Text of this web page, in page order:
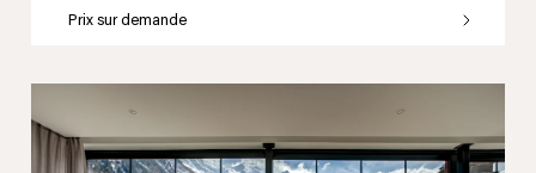
Prix sur demande